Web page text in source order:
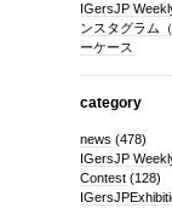
IGersJP
ンスタグラム
ーケース
category
news (478)
IGersJP
Contest(128)